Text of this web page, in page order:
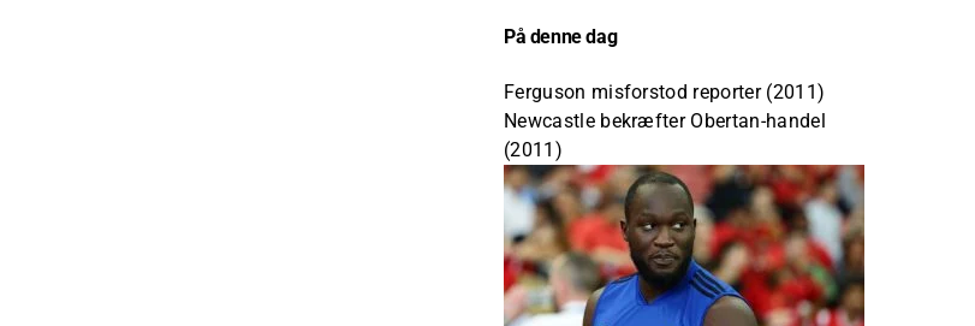
På denne dag
Ferguson misforstod reporter (2011)
Newcastle bekræfter Obertan-handel
(2011)